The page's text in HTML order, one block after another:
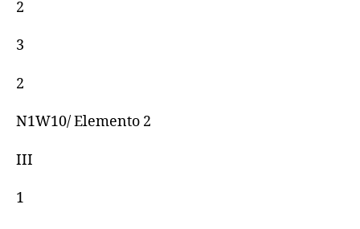
2
3
2
N1W10/ Elemento 2
III
1